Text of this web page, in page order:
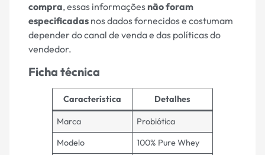
compra, essas informaçõesnão foram
especificadas nos dados fornecidos e costumam
depender do canal de venda e das políticas do
vendedor.
Ficha técnica
Característica Detalhes
Marca
Probiótica
Modelo
100% Pure Whey